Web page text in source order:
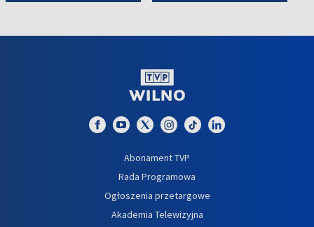
Abonament TVP
Rada Programowa
Ogłoszenia przetargowe
Akademia Telewizyjna